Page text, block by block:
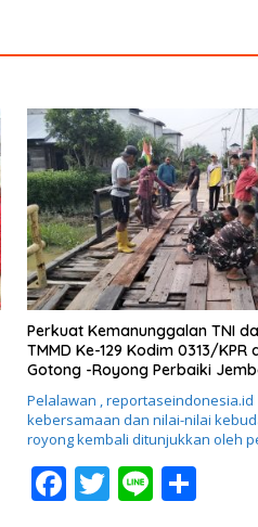
Perkuat Kemanunggalan TNI
TMMD Ke-129 Kodim 0313/KPR
Gotong -Royong Perbaiki
Pelalawan ,
kebersamaan dan nilai-nilai
royong kembali ditunjukkan oleh
F T Li S